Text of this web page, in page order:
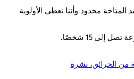
محدود وأننا نعطي الأولوية
الحرائق، نشرة